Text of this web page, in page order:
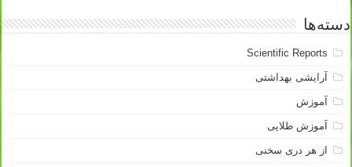
دسته‌ها
Scientific Reports
آرایشی بهداشتی
آموزش
آموزش طلایی
از هر دری سخنی